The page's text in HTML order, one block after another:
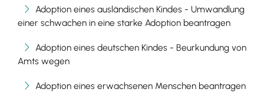
Adoption eines ausländischen Kindes - Umwandlung
einer schwachen in eine starke Adoption beantragen
Adoption eines deutschen Kindes - Beurkundung von
Amts wegen
Adoption eines erwachsenen Menschen beantragen